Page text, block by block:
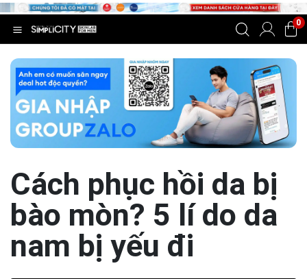
0
Cách phục hồi da bị
bào mòn? 5 lí do da
nam bị yếu đi